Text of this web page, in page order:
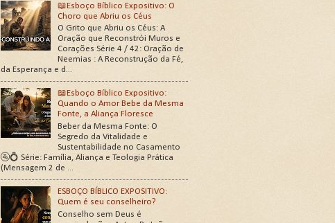
📖Esboço Bíblico Expositivo: O
Choro que Abriu os Céus
O Grito que Abriu os Céus: A
Oração que Reconstrói Muros e
Corações Série 4 / 42: Oração de
Neemias : A Reconstrução da Fé,
da Esperança e d...
📖Esboço Bíblico Expositivo:
Quando o Amor Bebe da Mesma
Fonte, a Aliança Floresce
Beber da Mesma Fonte: O
Segredo da Vitalidade e
Sustentabilidade no Casamento
🚰💍 Série: Família, Aliança e Teologia Prática
(Mensagem 2 de ...
ESBOÇO BÍBLICO EXPOSITIVO:
Quem é seu conselheiro?
Conselho sem Deus é